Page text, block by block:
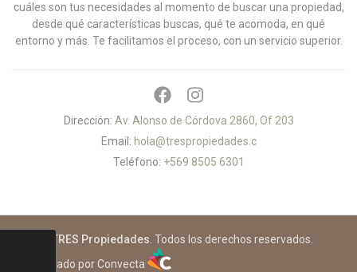
cuáles son tus necesidades al momento de buscar una propiedad,
desde qué características buscas, qué te acomoda, en qué
entorno y más. Te facilitamos el proceso, con un servicio superior.
Dirección: Av. Alonso de Córdova 2860, Of 203
Email: hola@trespropiedades.c
Teléfono: +569 8505 6301
TRES Propiedades . Todos los derechos reservados.
Desarrollado por Convecta